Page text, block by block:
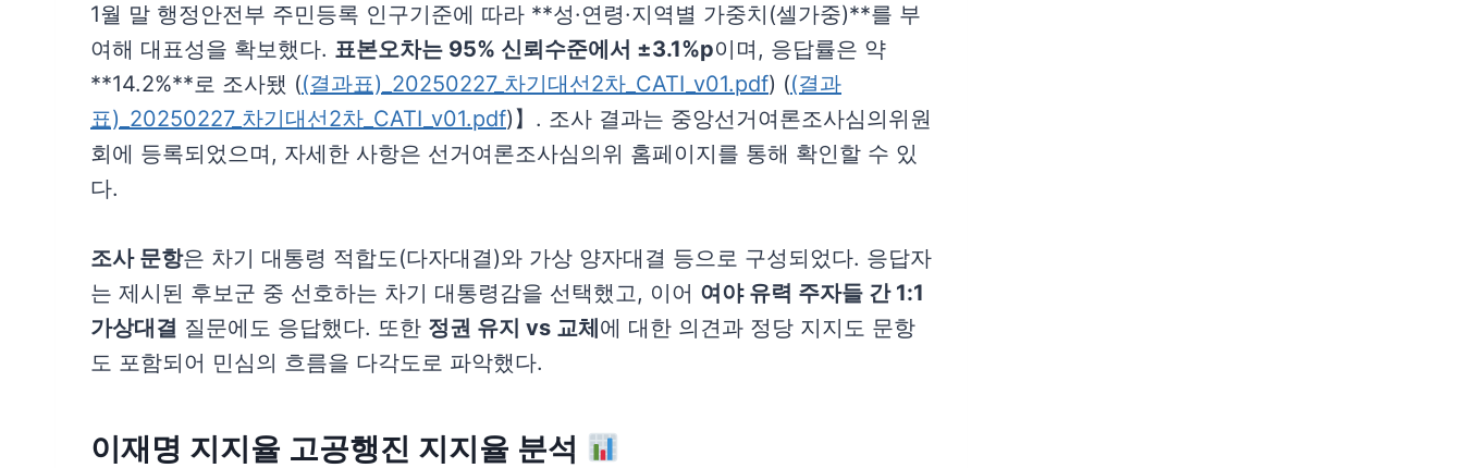
1월 말 행정안전부 주민등록 인구기준에 따라 **성·연령·지역별 가중치(셀가중)**를 부
여해 대표성을 확보했다. 표본오차는 95% 신뢰수준에서 ±3.1%p이며, 응답률은 약
**14.2%**로 조사됐 ((결과표)_20250227_차기대선2차_CATI_v01.pdf) ((결과
표)_20250227_차기대선2차_CATI_v01.pdf)】. 조사 결과는 중앙선거여론조사심의위원
회에 등록되었으며, 자세한 사항은 선거여론조사심의위 홈페이지를 통해 확인할 수 있
다.
조사 문항은 차기 대통령 적합도(다자대결)와 가상 양자대결 등으로 구성되었다. 응답자
는 제시된 후보군 중 선호하는 차기 대통령감을 선택했고, 이어 여야 유력 주자들 간 1:1
가상대결 질문에도 응답했다. 또한 정권 유지 vs 교체에 대한 의견과 정당 지지도 문항
도 포함되어 민심의 흐름을 다각도로 파악했다.
이재명 지지율 고공행진 지지율 분석